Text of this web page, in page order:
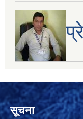
सूचना